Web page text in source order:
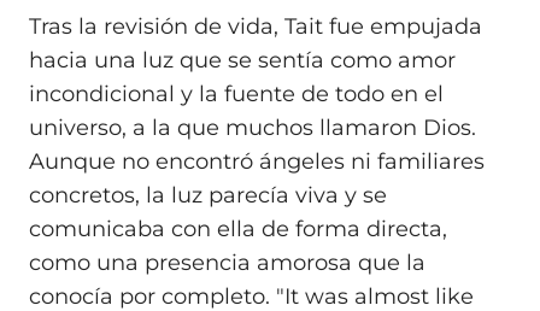
Tras la revisión de vida, Tait fue empujada
hacia una luz que se sentía como amor
incondicional y la fuente de todo en el
universo, a la que muchos llamaron Dios.
Aunque no encontró ángeles ni familiares
concretos, la luz parecía viva y se
comunicaba con ella de forma directa,
como una presencia amorosa que la
conocía por completo. "It was almost like